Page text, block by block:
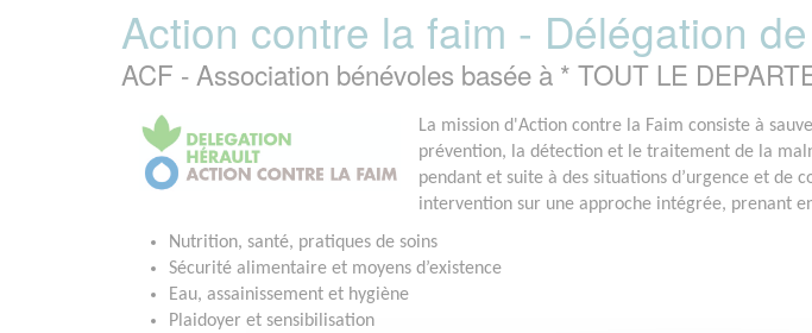
Action contre la faim - Délégation
ACF - Association bénévoles basée à * TOUT LE
La mission d'Action contre la Faim consiste à
prévention, la détection et le traitement de la
pendant et suite à des situations d’urgence et de
intervention sur une approche intégrée, prenant
Nutrition, santé, pratiques de soins
Sécurité alimentaire et moyens d’existence
Eau, assainissement et hygiène
Plaidoyer et sensibilisation